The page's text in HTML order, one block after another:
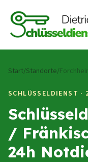
Start/Standorte/
SCHLÜSSELDIENST ·
/
24h